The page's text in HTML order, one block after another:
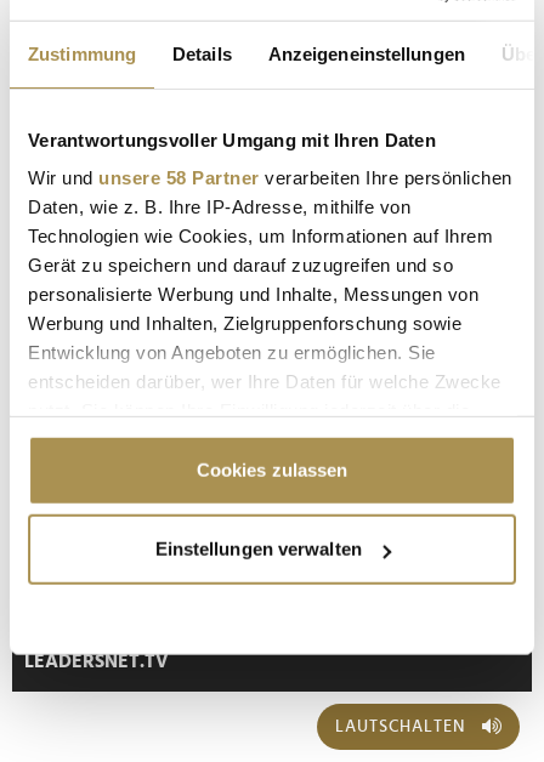
Zustimmung Details Anzeigeneinstellungen
Verantwortungsvoller Umgang mit Ihren Daten
Wir und unsere 58 Partner verarbeiten Ihre persönlichen
Daten, wie z. B. Ihre IP-Adresse, mithilfe von
Technologien wie Cookies, um Informationen auf Ihrem
Gerät zu speichern und darauf zuzugreifen und so
personalisierte Werbung und Inhalte, Messungen von
Werbung und Inhalten, Zielgruppenforschung sowie
Entwicklung von Angeboten zu ermöglichen. Sie
entscheiden darüber, wer Ihre Daten für welche Zwecke
Cookie-Erklärung oder durch Klicken auf das Privacy
Trigger Symbol ändern oder widerrufen
Informationen über Ihre geografische Lage
erfassen, welche bis auf einige Meter genau sein
Erfahren Sie mehr darüber, wie Ihre persönlichen Daten
verarbeitet werden, und legen Sie Ihre Präferenzen im
Cookies zulassen
Einstellungen verwalten
Sicherheitscode bestätigen:*
ABSENDEN
LEADERSNET.TV
LAUTSCHALTEN